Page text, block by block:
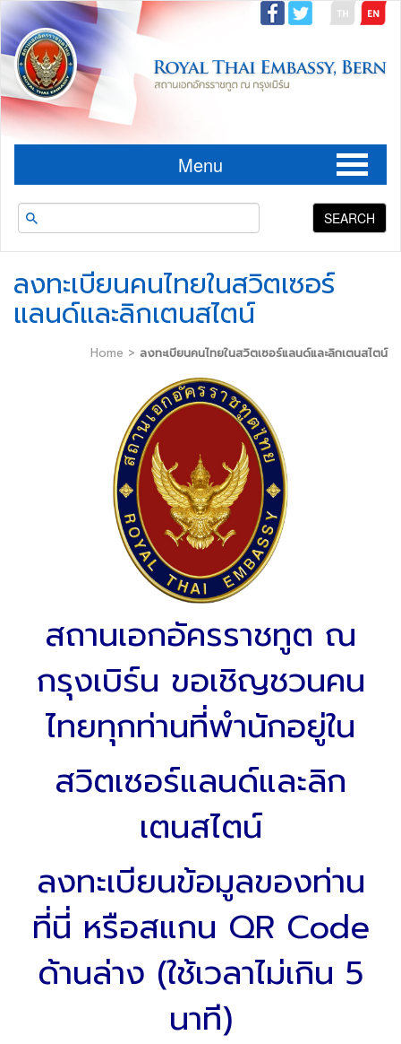
Menu
SEARCH
ลงทะเบียนคนไทยในสวิตเซอร์
แลนด์และลิกเตนสไตน์
Home > ลงทะเบียนคนไทยในสวิตเซอร์แลนด์และลิกเตนสไตน์
สถานเอกอัครราชทูต ณ
กรุงเบิร์น ขอเชิญชวนคน
ไทยทุกท่านที่พำนักอยู่ใน
สวิตเซอร์แลนด์และลิก
เตนสไตน์
ลงทะเบียนข้อมูลของท่าน
ที่นี่ หรือสแกน QR Code
ด้านล่าง (ใช้เวลาไม่เกิน 5
นาที)